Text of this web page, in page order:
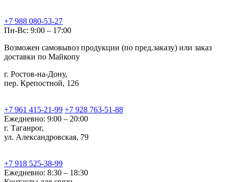
+7 988 080-53-27
Пн-Вс: 9:00 – 17:00
Возможен самовывоз продукции (по пред.заказу) или заказ
доставки по Майкопу
г. Ростов-на-Дону,
пер. Крепостной, 126
+7 961 415-21-99 +7 928 763-51-88
Ежедневно: 9:00 – 20:00
г. Таганрог,
ул. Александровская, 79
+7 918 525-38-99
Ежедневно: 8:30 – 18:30